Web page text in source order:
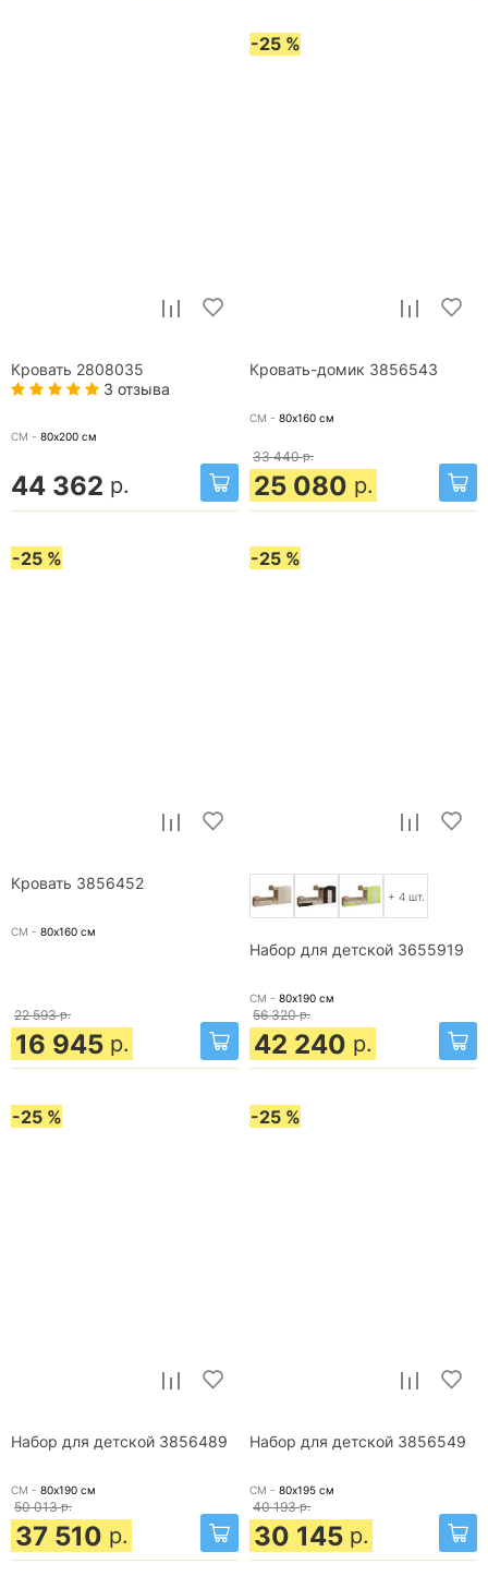
Кровать 2808035
3 отзыва
СМ - 80х200 см
44 362 р.
-25 %
Кровать-домик 3856543
СМ - 80х160 см
33 440 р.
25 080 р.
-25 %
Кровать 3856452
СМ - 80х160 см
22 593 р.
16 945 р.
-25 %
+ 4 шт.
Набор для детской 3655919
СМ - 80х190 см
56 320 р.
42 240 р.
-25 %
Набор для детской 3856489
СМ - 80х190 см
50 013 р.
37 510 р.
-25 %
Набор для детской 3856549
СМ - 80х195 см
40 193 р.
30 145 р.